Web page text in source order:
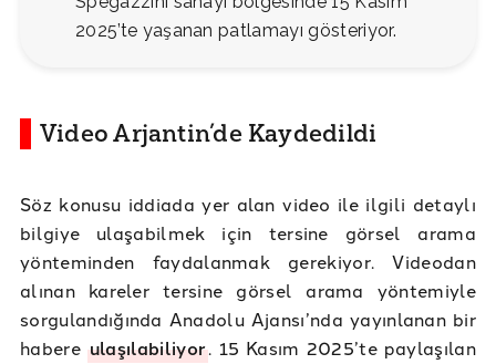
2025’te yaşanan patlamayı gösteriyor.
Video Arjantin’de Kaydedildi
Söz konusu iddiada yer alan video ile ilgili detaylı
bilgiye ulaşabilmek için tersine görsel arama
yönteminden faydalanmak gerekiyor. Videodan
alınan kareler tersine görsel arama yöntemiyle
sorgulandığında Anadolu Ajansı’nda yayınlanan bir
habere ulaşılabiliyor. 15 Kasım 2025’te paylaşılan